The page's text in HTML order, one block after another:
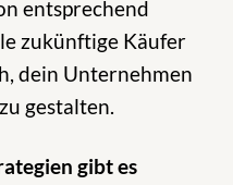
entsprechend
zukünftige Käufer
dein Unternehmen
gestalten.
gibt es